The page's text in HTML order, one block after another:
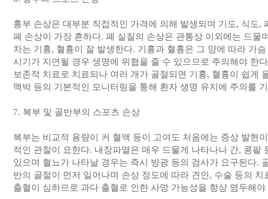
흉부 손상은 대부분 직접적인 가격에 의해 발생되며 기도, 식도,
폐 손상이 가장 흔하다. 폐 실질의 손상은 관통상 이외에는 드물
차는 기흉, 혈흉이 잘 발생한다. 기흉과 혈흉은 그 양에 따라 가
시기가 지연될 경우 생명에 위협을 줄 수 있으므로 주의해야 한
보존적 치료로 치료되나 여러 개가 골절되면 기흉, 혈흉이 쉽게
맥박 등의 기본적인 모니터링을 통해 환자 생명 유지에 주의를
7. 복부 및 골반부의 스포츠 손상
복부는 비교적 용량이 커 혈액 등이 고여도 처음에는 증상 발현
적인 관찰이 요한다. 내장파열은 매우 드물게 나타나나 간, 콩팥
있으며 혈뇨가 나타날 경우는 즉시 방광 등의 검사가 요구된다.
반의 골절이 먼저 일어나며 손상 정도에 따라 견인, 수술 등의
출혈이 심하므로 과다 출혈로 인한 사망 가능성을 항상 염두해야